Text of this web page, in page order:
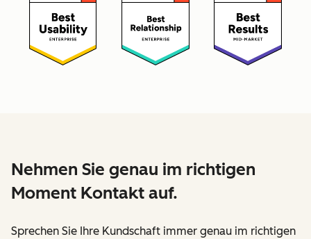
Nehmen Sie genau im richtigen
Moment Kontakt auf.
Sprechen Sie Ihre Kundschaft immer genau im richtigen